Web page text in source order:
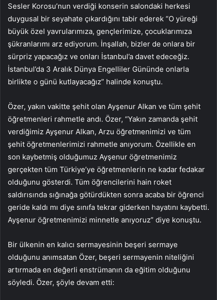
Sesler Korosu’nun verdiği konserin salondaki herkesi
duygusal bir seyahate çıkardığını tabir ederek “O yüreği
büyük özel yavrularımıza, gençlerimize, çocuklarımıza
şükranlarımı arz ediyorum. İnşallah, bizler de onlara bir
sürpriz yapacağız ve onları İstanbul’a davet edeceğiz.
İstanbul’da 3 Aralık Dünya Engelliler Gününde onlarla
birlikte o günü kutlayacağız” halinde konuştu.
Özer, yakın vakitte şehit olan Ayşenur Alkan ve tüm şehit
öğretmenleri rahmetle andı. Özer, “Yakın zamanda şehit
verdiğimiz Ayşenur Alkan, Arzu öğretmenimizi ve tüm
şehit öğretmenlerimizi rahmetle anıyorum. Özellikle en
son kaybetmiş olduğumuz Ayşenur öğretmenimiz
gerçekten tüm Türkiye’ye öğretmenlerin ne kadar fedakar
olduğunu gösterdi. Tüm öğrencilerini hain roket
saldırısında sığınağa götürdükten sonra acaba bir öğrenci
geride kaldı mı diye sınıfa tekrar giderken hayatını kaybetti.
Ayşenur öğretmenimizi minnetle anıyoruz” diye konuştu.
Bir ülkenin en kalıcı sermayesinin beşeri sermaye
olduğunu anımsatan Özer, beşeri sermayenin niteliğini
artırmada en değerli enstrümanın da eğitim olduğunu
söyledi. Özer, şöyle devam etti: